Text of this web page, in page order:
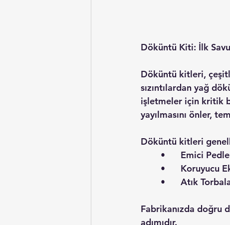
Döküntü Kiti: İlk
Döküntü kitleri,
sızıntılardan yağ
işletmeler için kritik
yayılmasını önler,
Döküntü kitleri
•	Emici
•	Koruyucu
•	Atık
Fabrikanızda doğru
adımıdır.